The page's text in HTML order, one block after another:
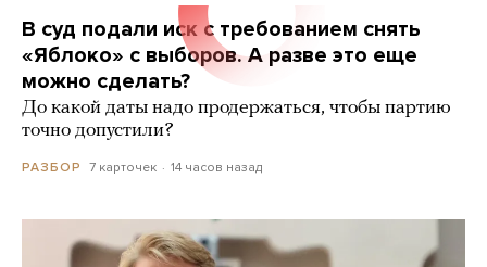
В суд подали иск с требованием снять
«Яблоко» с выборов. А разве это еще
можно сделать?
До какой даты надо продержаться, чтобы партию
точно допустили?
РАЗБОР 7 карточек 14 часов назад